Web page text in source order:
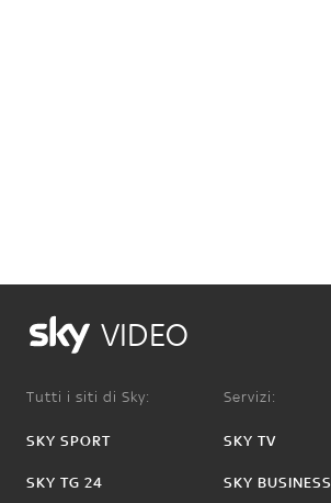
VIDEO
Tutti i siti di Sky:
SKY SPORT
SKY TG 24
Servizi:
SKY TV
SKY BUSINESS